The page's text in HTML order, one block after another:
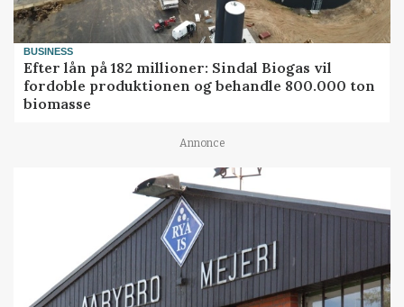
BUSINESS
Efter lån på 182 millioner: Sindal Biogas vil
fordoble produktionen og behandle 800.000 ton
biomasse
Annonce